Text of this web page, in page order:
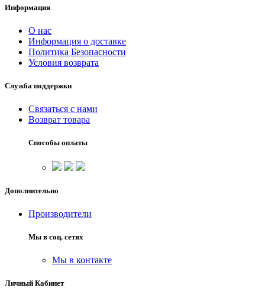
Информация
О нас
Информация о доставке
Политика Безопасности
Условия возврата
Служба поддержки
Связаться с нами
Возврат товара
Способы оплаты
Дополнительно
Производители
Мы в соц. сетях
Мы в контакте
Личный Кабинет